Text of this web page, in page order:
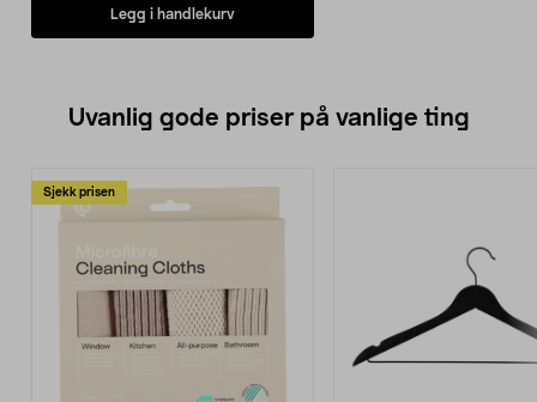
frisyren med et knappetrykk.
• Hårføner med ionisering som
Legg i handlekurv
Uvanlig gode priser på vanlige ting
Sjekk prisen